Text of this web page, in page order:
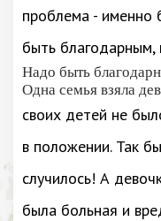
проблема - именно
быть благодарным,
Надо быть
Одна семья взяла
своих детей не
в положении. Так
случилось! А
была больная и